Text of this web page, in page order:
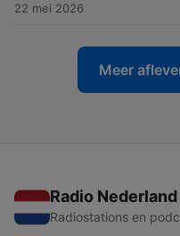
22 mei 2026
Meer
Radio Nederland
Radiostations en